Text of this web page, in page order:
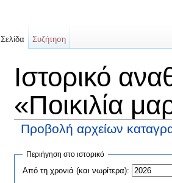
Ιστορικό
«Ποικιλία
Προβολή αρχείων
Περιήγηση στο ιστορικό
Από τη χρονιά (και νωρίτερα):
Σελίδα Συζήτηση